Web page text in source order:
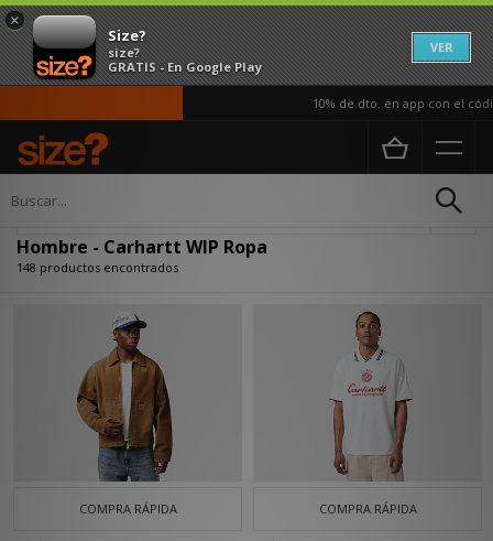
×
Size?
size?
GRATIS - En Google Play
VER
10% de dto. en app con el código
Página principal
Hombre - Carhartt WIP Ropa
148 productos encontrados
COMPRA RÁPIDA COMPRA RÁPIDA